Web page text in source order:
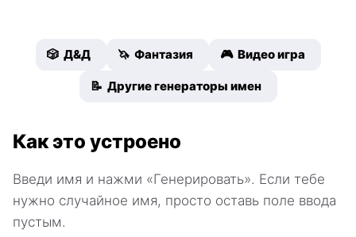
🎲 Д&Д 🦄 Фантазия 🎮 Видео игра
📝 Другие генераторы имен
Как это устроено
Введи имя и нажми «Генерировать». Если тебе
нужно случайное имя, просто оставь поле ввода
пустым.